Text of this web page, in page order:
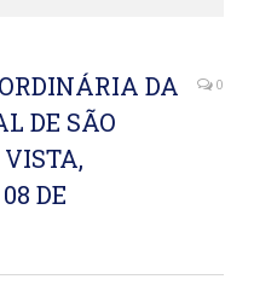
DA
DE SÃO
DE
0